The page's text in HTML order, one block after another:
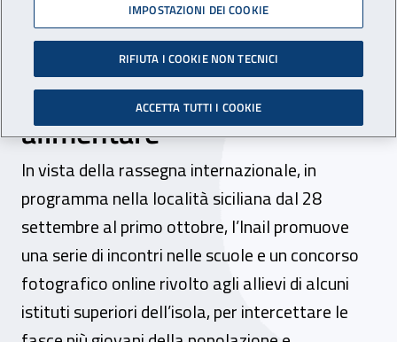
“Blue Sea Land”, a Mazara
del Vallo la sesta edizione
dell’expo agro-ittico-
alimentare
In vista della rassegna internazionale, in
programma nella località siciliana dal 28
settembre al primo ottobre, l’Inail promuove
una serie di incontri nelle scuole e un concorso
fotografico online rivolto agli allievi di alcuni
istituti superiori dell’isola, per intercettare le
IMPOSTAZIONI DEI COOKIE
RIFIUTA I COOKIE NON TECNICI
ACCETTA TUTTI I COOKIE